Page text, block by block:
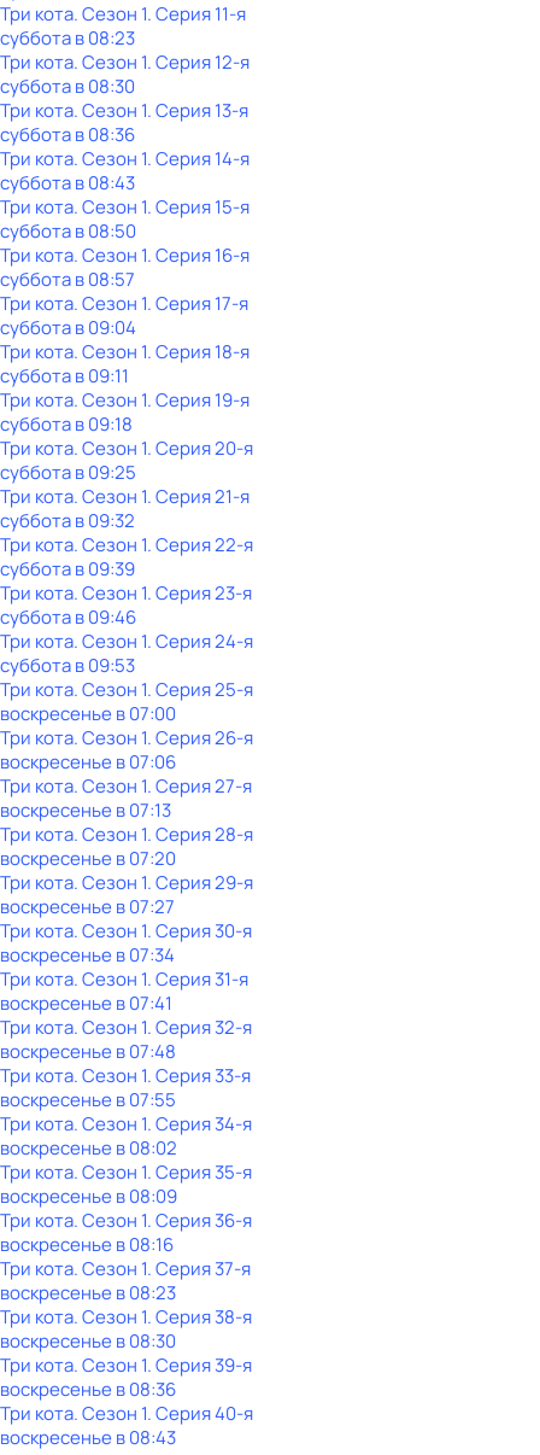
Три кота. Сезон 1. Серия 11-я
субботав08:23
Три кота. Сезон 1. Серия 12-я
субботав08:30
Три кота. Сезон 1. Серия 13-я
субботав08:36
Три кота. Сезон 1. Серия 14-я
субботав08:43
Три кота. Сезон 1. Серия 15-я
субботав08:50
Три кота. Сезон 1. Серия 16-я
субботав08:57
Три кота. Сезон 1. Серия 17-я
субботав09:04
Три кота. Сезон 1. Серия 18-я
субботав09:11
Три кота. Сезон 1. Серия 19-я
субботав09:18
Три кота. Сезон 1. Серия 20-я
субботав09:25
Три кота. Сезон 1. Серия 21-я
субботав09:32
Три кота. Сезон 1. Серия 22-я
субботав09:39
Три кота. Сезон 1. Серия 23-я
субботав09:46
Три кота. Сезон 1. Серия 24-я
субботав09:53
Три кота. Сезон 1. Серия 25-я
воскресенье в07:00
Три кота. Сезон 1. Серия 26-я
воскресенье в07:06
Три кота. Сезон 1. Серия 27-я
воскресенье в07:13
Три кота. Сезон 1. Серия 28-я
воскресенье в07:20
Три кота. Сезон 1. Серия 29-я
воскресенье в07:27
Три кота. Сезон 1. Серия 30-я
воскресенье в07:34
Три кота. Сезон 1. Серия 31-я
воскресенье в07:41
Три кота. Сезон 1. Серия 32-я
воскресенье в07:48
Три кота. Сезон 1. Серия 33-я
воскресенье в07:55
Три кота. Сезон 1. Серия 34-я
воскресенье в08:02
Три кота. Сезон 1. Серия 35-я
воскресенье в08:09
Три кота. Сезон 1. Серия 36-я
воскресенье в08:16
Три кота. Сезон 1. Серия 37-я
воскресенье в08:23
Три кота. Сезон 1. Серия 38-я
воскресенье в08:30
Три кота. Сезон 1. Серия 39-я
воскресенье в08:36
Три кота. Сезон 1. Серия 40-я
воскресенье в08:43